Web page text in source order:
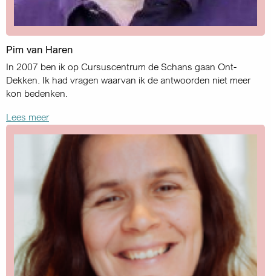
Pim van Haren
In 2007 ben ik op Cursuscentrum de Schans gaan Ont-
Dekken. Ik had vragen waarvan ik de antwoorden niet meer
kon bedenken.
Lees meer